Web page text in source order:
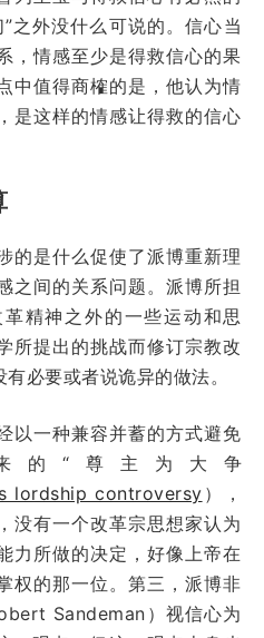
之外没什么可说的。信心当
，情感至少是得救信心的果
中值得商榷的是，他认为情
是这样的情感让得救的信心
的是什么促使了派博重新理
之间的关系问题。派博所担
精神之外的一些运动和思
所提出的挑战而修订宗教改
必要或者说诡异的做法。
以一种兼容并蓄的方式避免
的“尊主为大争
lordship controversy ），
没有一个改革宗思想家认为
力所做的决定，好像上帝在
权的那一位。第三，派博非
Sandeman）视信心为